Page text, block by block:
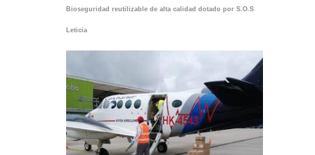
Bioseguridad reutilizable de alta calidad dotado por S.O.S
Leticia